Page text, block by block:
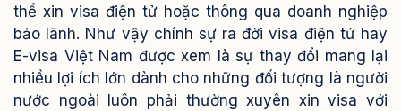
thể xin visa điện tử hoặc thông qua doanh nghiệp
bảo lãnh. Như vậy chính sự ra đời visa điện tử hay
E-visa Việt Nam được xem là sự thay đổi mang lại
nhiều lợi ích lớn dành cho những đối tượng là người
nước ngoài luôn phải thường xuyên xin visa với